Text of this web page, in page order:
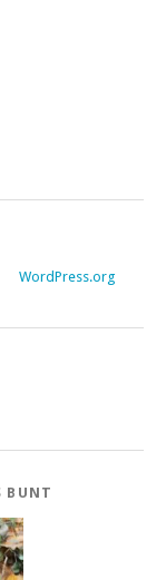
WordPress.org
BUNT